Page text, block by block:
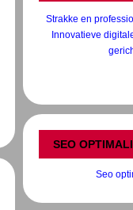
Strakke en
Innovatieve
SEO
Seo